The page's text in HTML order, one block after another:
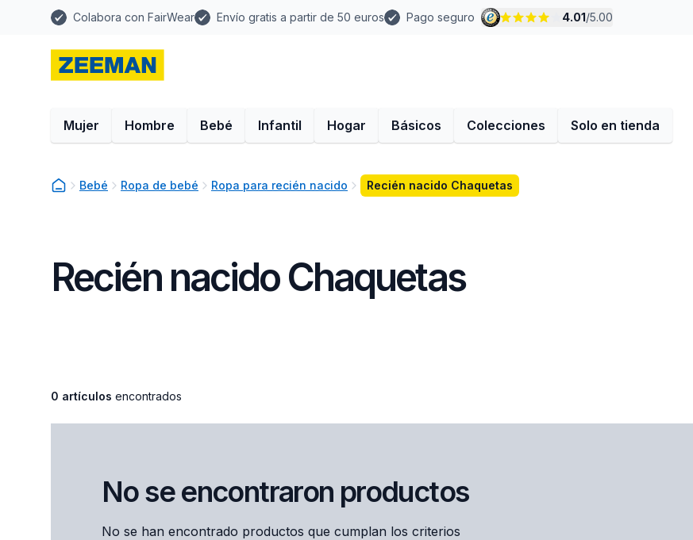
Colabora con FairWear Envío gratis a partir de 50 euros Pago seguro 4.01/5.00
Mujer Hombre Bebé Infantil Hogar Básicos Colecciones Solo en tienda
Bebé Ropa de bebé Ropa para recién nacido Recién nacido Chaquetas
Recién nacido Chaquetas
0 artículos encontrados
No se encontraron productos
No se han encontrado productos que cumplan los criterios